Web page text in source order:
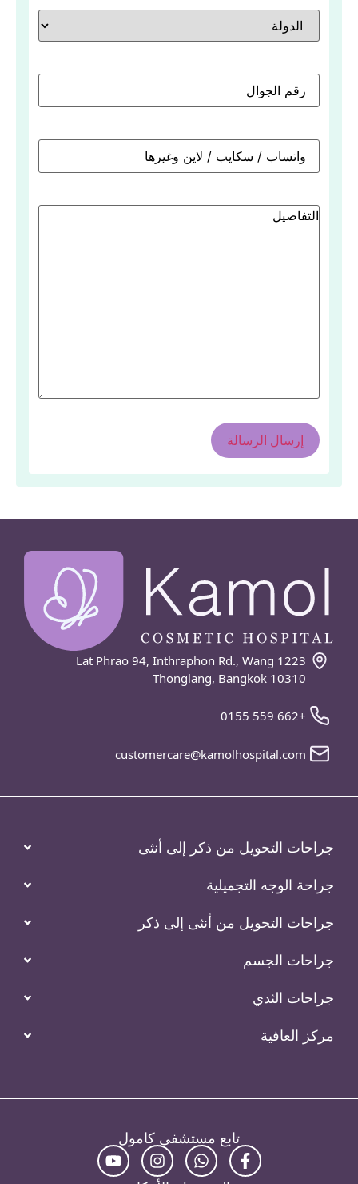
1223 Lat Phrao 94, Inthraphon Rd., Wang
Thonglang, Bangkok 10310
+662 559 0155
customercare@kamolhospital.com
جراحات التحويل من ذكر إلى أنثى
جراحة الوجه التجميلية
جراحات التحويل من أنثى إلى ذكر
جراحات الجسم
جراحات الثدي
مركز العافية
تابع مستشفى كامول